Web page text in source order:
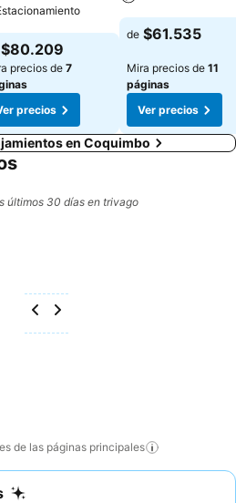
$80.209
precios de 7
precios
de $61.535
Mira precios de 11
páginas
Ver precios
en Coquimbo
últimos 30 días en trivago
de las páginas principales